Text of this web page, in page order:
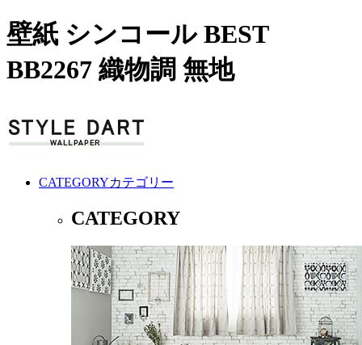
壁紙 シンコール BEST
BB2267 織物調 無地
CATEGORYカテゴリー
CATEGORY